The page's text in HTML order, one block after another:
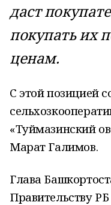
даст
покупать их
ценам.
С этой позицией
«Туймазинский
Марат Галимов.
Глава
Правительству